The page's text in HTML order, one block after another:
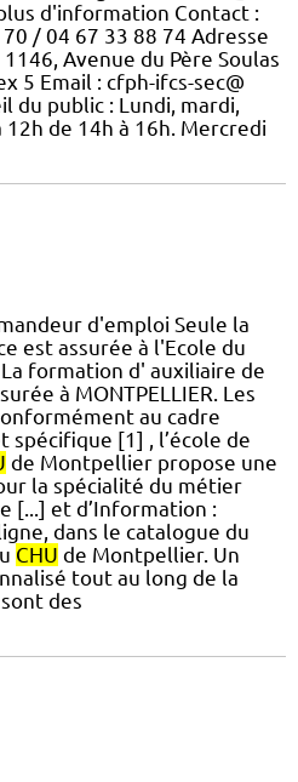
d'information Contact :
/ 04 67 33 88 74 Adresse
Avenue du Père Soulas
5 Email : cfph-ifcs-sec@
du public : Lundi, mardi,
de 14h à 16h. Mercredi
d'emploi Seule la
est assurée à l'Ecole du
La formation d' auxiliaire de
à MONTPELLIER. Les
au cadre
[1] , l’école de
de Montpellier propose une
la spécialité du métier
[...] et d’Information :
dans le catalogue du
CHU de Montpellier. Un
tout au long de la
des